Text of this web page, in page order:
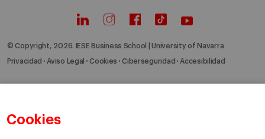
Cookies
© Copyright, 2026. IESE Business School | University of Navarra
Privacidad Aviso Legal Cookies Ciberseguridad Accesibilidad